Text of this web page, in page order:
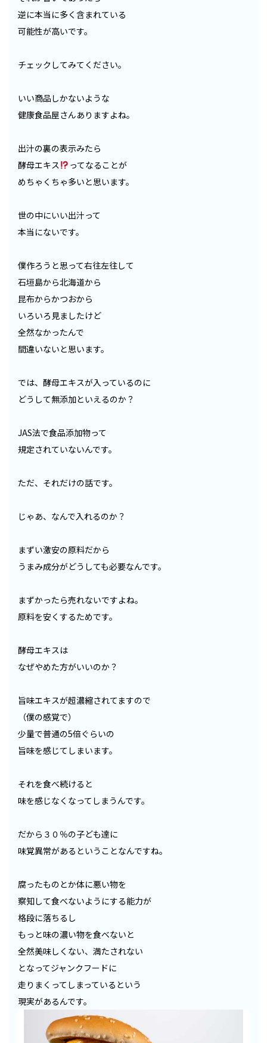
逆に本当に多く含まれている
可能性が高いです。
チェックしてみてください。
いい商品しかないような
健康食品屋さんありますよね。
出汁の裏の表示みたら
酵母エキス
ってなることが
めちゃくちゃ多いと思います。
世の中にいい出汁って
本当にないです。
僕作ろうと思って右往左往して
石垣島から北海道から
昆布からかつおから
いろいろ見ましたけど
全然なかったんで
間違いないと思います。
では、酵母エキスが入っているのに
どうして無添加といえるのか？
JAS法で食品添加物って
規定されていないんです。
ただ、それだけの話です。
じゃあ、なんで入れるのか？
まずい激安の原料だから
うまみ成分がどうしても必要なんです。
まずかったら売れないですよね。
原料を安くするためです。
酵母エキスは
なぜやめた方がいいのか？
旨味エキスが超濃縮されてますので
（僕の感覚で）
少量で普通の5倍ぐらいの
旨味を感じてしまいます。
それを食べ続けると
味を感じなくなってしまうんです。
だから３０％の子ども達に
味覚異常があるということなんですね。
腐ったものとか体に悪い物を
察知して食べないようにする能力が
格段に落ちるし
もっと味の濃い物を食べないと
全然美味しくない、満たされない
となってジャンクフードに
走りまくってしまっているという
現実があるんです。